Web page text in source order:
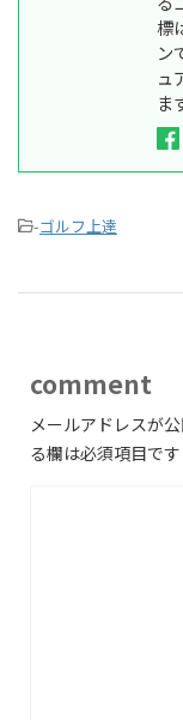
標
ン
ュ
ま
-ゴルフ上達
comment
メールアドレスが
る欄は必須項目です